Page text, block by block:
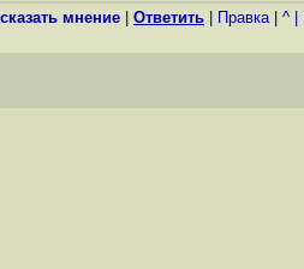
мнение Ответить Правка| ^